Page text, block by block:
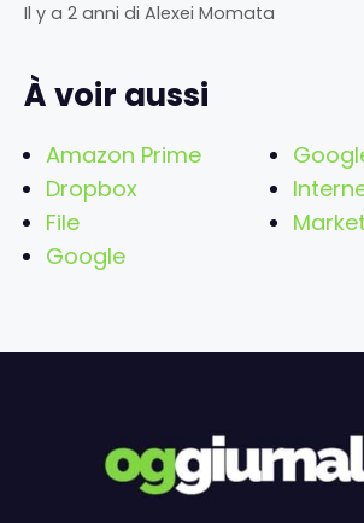
Il y a 2 anni di Alexei Momata
À voir aussi
Amazon Prime
Dropbox
File
Google